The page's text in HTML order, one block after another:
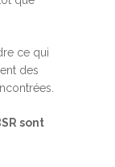
ce qui
des
sont